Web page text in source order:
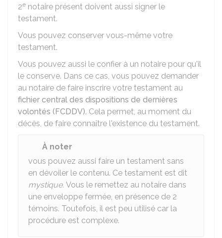
2e notaire présent doivent aussi signer le
testament.
Vous pouvez conserver vous-même votre
testament.
Vous pouvez aussi le confier à un notaire pour qu'il
le conserve. Dans ce cas, vous pouvez demander
au notaire de faire inscrire votre testament au
fichier central des dispositions de dernières
volontés (FCDDV). Cela permet, au moment du
décès, de faire connaître l'existence du testament.
À noter
vous pouvez aussi faire un testament sans
en dévoiler le contenu. Ce testament est dit
mystique. Vous le remettez au notaire dans
une enveloppe fermée, en présence de 2
témoins. Toutefois, il est peu utilisé car la
procédure est complexe.